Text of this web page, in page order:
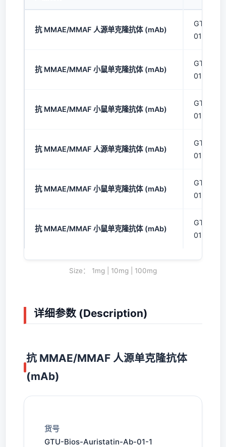
抗 MMAE/MMAF 人源单克隆抗体 (mAb)
GTU-
01-1
抗 MMAE/MMAF 小鼠单克隆抗体 (mAb)
GTU-
01-2
抗 MMAE/MMAF 小鼠单克隆抗体 (mAb)
GTU-
01-3
抗 MMAE/MMAF 人源单克隆抗体 (mAb)
GTU-
01-1
抗 MMAE/MMAF 小鼠单克隆抗体 (mAb)
GTU-
01-2
抗 MMAE/MMAF 小鼠单克隆抗体 (mAb)
GTU-
01-3
Size： 1mg | 10mg | 100mg
详细参数 (Description)
抗 MMAE/MMAF 人源单克隆抗体
(mAb)
货号
GTU-Bios-Auristatin-Ab-01-1